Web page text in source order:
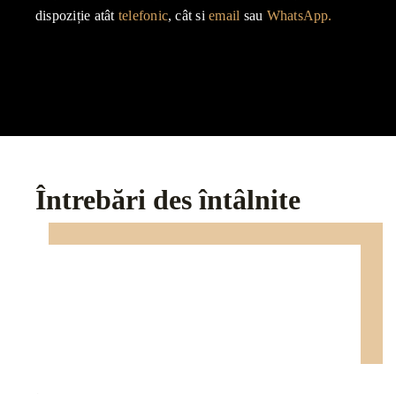
dispoziție atât telefonic, cât siemail sau WhatsApp.
Întrebări des întâlnite